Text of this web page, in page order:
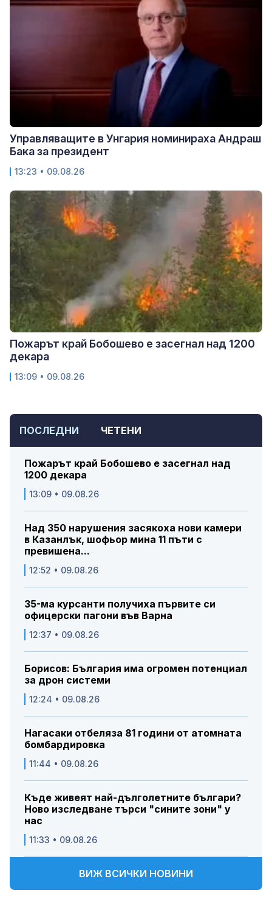
ПОСЛЕДНИ ЧЕТЕНИ
Пожарът край Бобошево е засегнал над
1200 декара
13:09 • 09.08.26
Над 350 нарушения засякоха нови камери
в Казанлък, шофьор мина 11 пъти с
превишена...
12:52 • 09.08.26
35-ма курсанти получиха първите си
офицерски пагони във Варна
12:37 • 09.08.26
Борисов: България има огромен потенциал
за дрон системи
12:24 • 09.08.26
Нагасаки отбеляза 81 години от атомната
бомбардировка
11:44 • 09.08.26
Къде живеят най-дълголетните българи?
Ново изследване търси "сините зони" у
нас
11:33 • 09.08.26
ВИЖ ВСИЧКИ НОВИНИ
Управляващите в Унгария номинираха Андраш
Бака за президент
13:23 • 09.08.26
Пожарът край Бобошево е засегнал над 1200
декара
13:09 • 09.08.26